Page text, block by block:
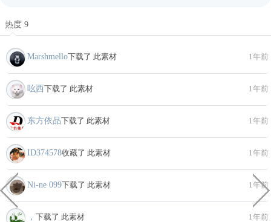
热度 9
Marshmello下载了 此素材 1年前
吆西下载了 此素材 1年前
东方依品下载了 此素材 1年前
ID374578收藏了 此素材 1年前
Ni-ne 099下载了 此素材 1年前
， 下载了 此素材 1年前